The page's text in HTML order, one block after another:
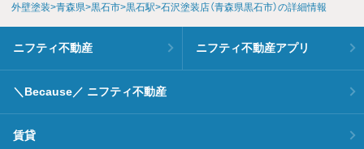
外壁塗装 青森県 黒石市 黒石駅 石沢塗装店（青森県黒石市）の詳細情報
ニフティ不動産 ニフティ不動産アプリ
＼Because／ ニフティ不動産
賃貸